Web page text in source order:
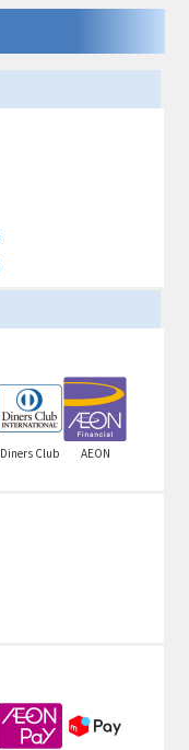
Diners Club AEON